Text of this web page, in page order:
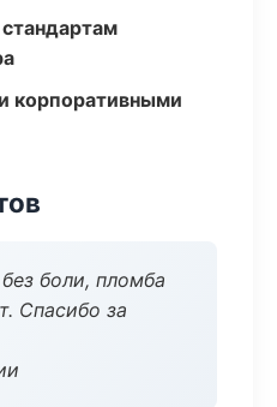
корпоративными
боли, пломба
Спасибо за